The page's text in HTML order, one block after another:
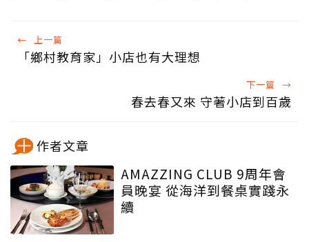
← 上一篇
「鄉村教育家」小店也有大理想
下一篇 →
春去春又來 守著小店到百歲
作者文章
AMAZZING CLUB 9周年會
員晚宴 從海洋到餐桌實踐永
續